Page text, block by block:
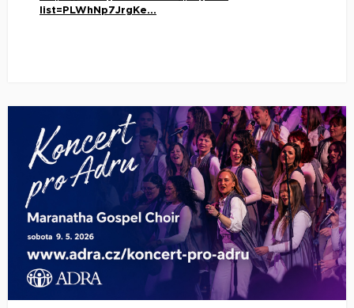
list=PLWhNp7JrgKe...